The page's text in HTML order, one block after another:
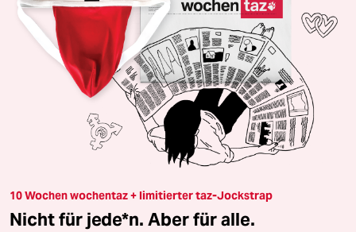
10 Wochen wochentaz + limitierter taz-Jockstrap
Nicht für jede*n. Aber für alle.